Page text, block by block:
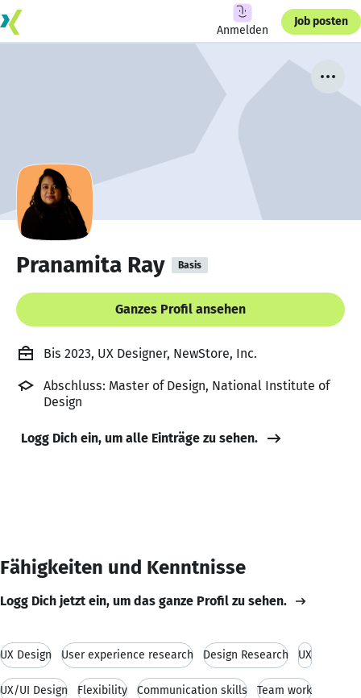
Anmelden
Job posten
Pranamita Ray Basis
Ganzes Profil ansehen
Bis 2023, UX Designer, NewStore, Inc.
Abschluss: Master of Design, National Institute of
Design
Logg Dich ein, um alle Einträge zu sehen.
Fähigkeiten und Kenntnisse
Logg Dich jetzt ein, um das ganze Profil zu sehen.
UX Design User experience research Design Research UX
UX/UI Design Flexibility Communication skills Team work